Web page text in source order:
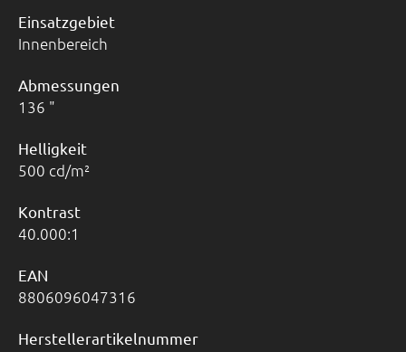
Einsatzgebiet
Innenbereich
Abmessungen
136 "
Helligkeit
500 cd/m²
Kontrast
40.000:1
EAN
8806096047316
Herstellerartikelnummer